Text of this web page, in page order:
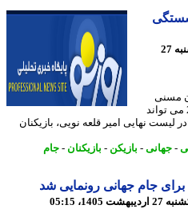
- یکشنبه 27
جهانی 2026 می تواند
نهایی امیر قلعه نویی، بازیکنان
-بازیکن -بازیکنان-جام
جام جهانی رونمایی شد